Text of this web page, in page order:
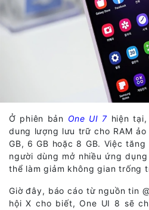
Ở phiên bản One UI 7 hiện
dung lượng lưu trữ cho RAM
GB, 6 GB hoặc 8 GB. Việc
người dùng mở nhiều ứng
thể làm giảm không gian trống
Giờ đây, báo cáo từ nguồn tin
hội X cho biết, One UI 8 sẽ